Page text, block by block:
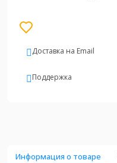
Доставка на Email
Поддержка
Информация о товаре